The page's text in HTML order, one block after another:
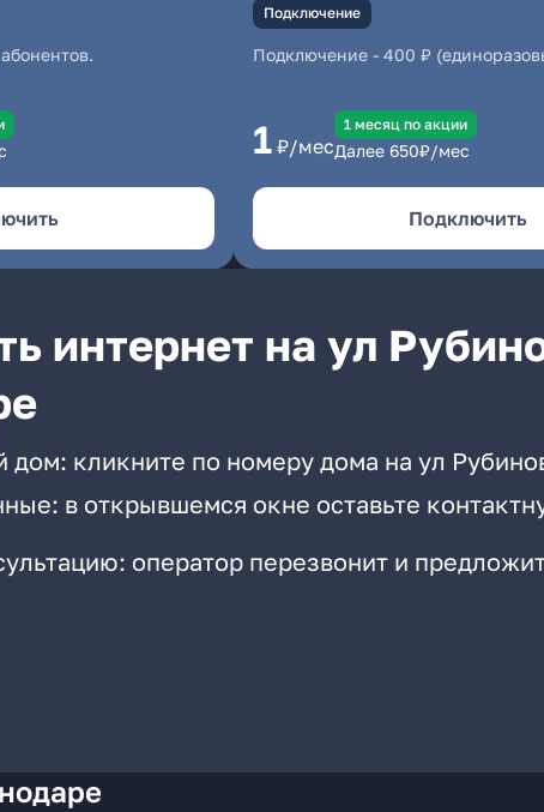
Подключение
Подключение - 400 ₽
1 ₽/мес
1 месяц по акции
Далее 650₽/мес
Подключить
интернет на ул
дом: кликните по номеру дома на ул
в открывшемся окне оставьте
оператор перезвонит и